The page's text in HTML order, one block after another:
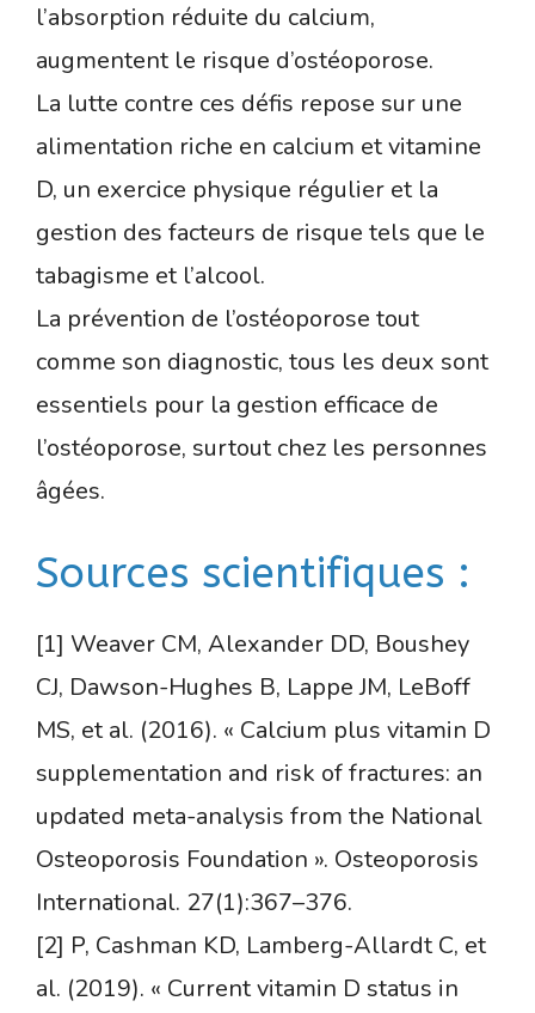
l’absorption réduite du calcium,
augmentent le risque d’ostéoporose.
La lutte contre ces défis repose sur une
alimentation riche en calcium et vitamine
D, un exercice physique régulier et la
gestion des facteurs de risque tels que le
tabagisme et l’alcool.
La prévention de l’ostéoporose tout
comme son diagnostic, tous les deux sont
essentiels pour la gestion efficace de
l’ostéoporose, surtout chez les personnes
âgées.
Sources scientifiques :
[1] Weaver CM, Alexander DD, Boushey
CJ, Dawson-Hughes B, Lappe JM, LeBoff
MS, et al. (2016). « Calcium plus vitamin D
supplementation and risk of fractures: an
updated meta-analysis from the National
Osteoporosis Foundation ». Osteoporosis
International. 27(1):367–376.
[2] P, Cashman KD, Lamberg-Allardt C, et
al. (2019). « Current vitamin D status in